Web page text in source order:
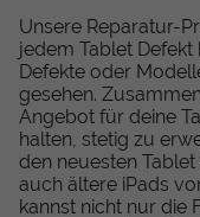
Unsere Reparatur-
jedem Tablet
Defekte oder
gesehen.
Angebot für deine
halten, stetig zu
den neuesten
auch ältere iPads
kannst nicht nur die